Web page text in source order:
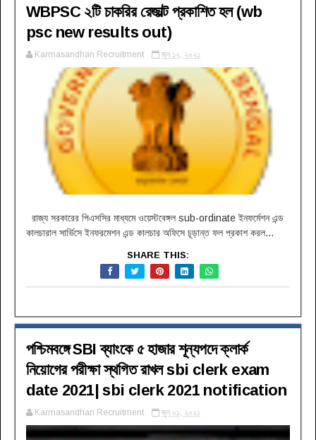
WBPSC ২টি চাকরির রেজাল্ট প্রকাশিত হল (wb
psc new results out)
Karmasandhan Recruitment জুন ১২, ২০২১
রাজ্য সরকারের পিএসসির মাধ্যমে ওয়েস্টবেঙ্গল sub-ordinate ইনফর্মেশন এন্ড
কালচারাল সার্ভিসে ইনফরমেশন এন্ড কালচার অফিসে চূড়ান্ত ফল প্রকাশ করল...
SHARE THIS:
পশ্চিমবঙ্গে SBI ব্যাংকে ৫ হাজার শূন্যপদে ক্লার্ক
নিয়োগের পরীক্ষা স্থগিত রাখল sbi clerk exam
date 2021| sbi clerk 2021 notification
Karmasandhan Recruitment জুন ০১, ২০২১